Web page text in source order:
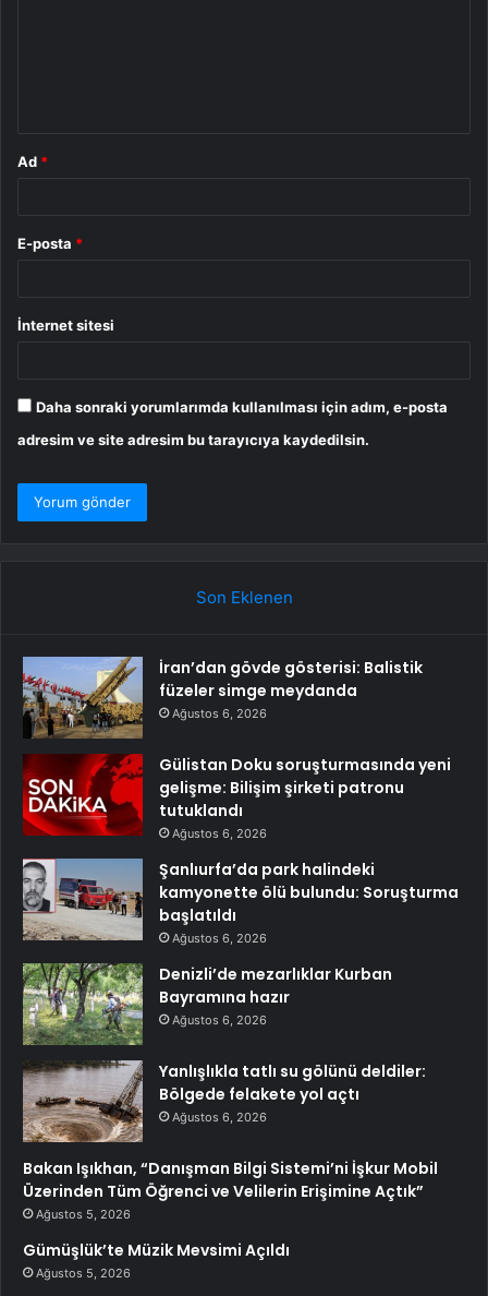
Ad *
E-posta *
İnternet sitesi
Daha sonraki yorumlarımda kullanılması için adım, e-posta
adresim ve site adresim bu tarayıcıya kaydedilsin.
Son Eklenen
İran’dan gövde gösterisi: Balistik
füzeler simge meydanda
Ağustos 6, 2026
Gülistan Doku soruşturmasında yeni
gelişme: Bilişim şirketi patronu
tutuklandı
Ağustos 6, 2026
Şanlıurfa’da park halindeki
kamyonette ölü bulundu: Soruşturma
başlatıldı
Ağustos 6, 2026
Denizli’de mezarlıklar Kurban
Bayramına hazır
Ağustos 6, 2026
Yanlışlıkla tatlı su gölünü deldiler:
Bölgede felakete yol açtı
Ağustos 6, 2026
Bakan Işıkhan, “Danışman Bilgi Sistemi’ni İşkur Mobil
Üzerinden Tüm Öğrenci ve Velilerin Erişimine Açtık”
Ağustos 5, 2026
Gümüşlük’te Müzik Mevsimi Açıldı
Ağustos 5, 2026